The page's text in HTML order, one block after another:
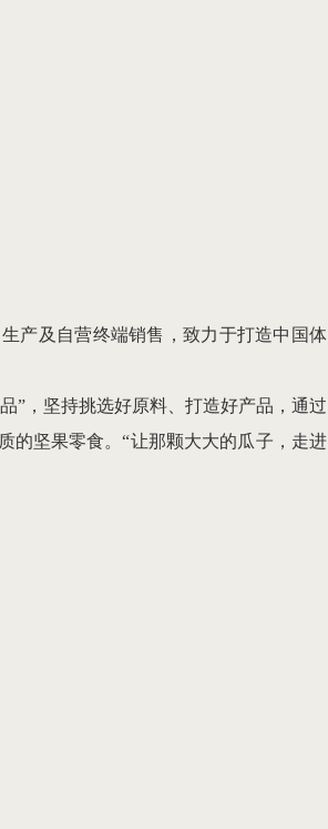
产及自营终端销售，致力于打造中国体
”，坚持挑选好原料、打造好产品，通过
的坚果零食。“让那颗大大的瓜子，走进